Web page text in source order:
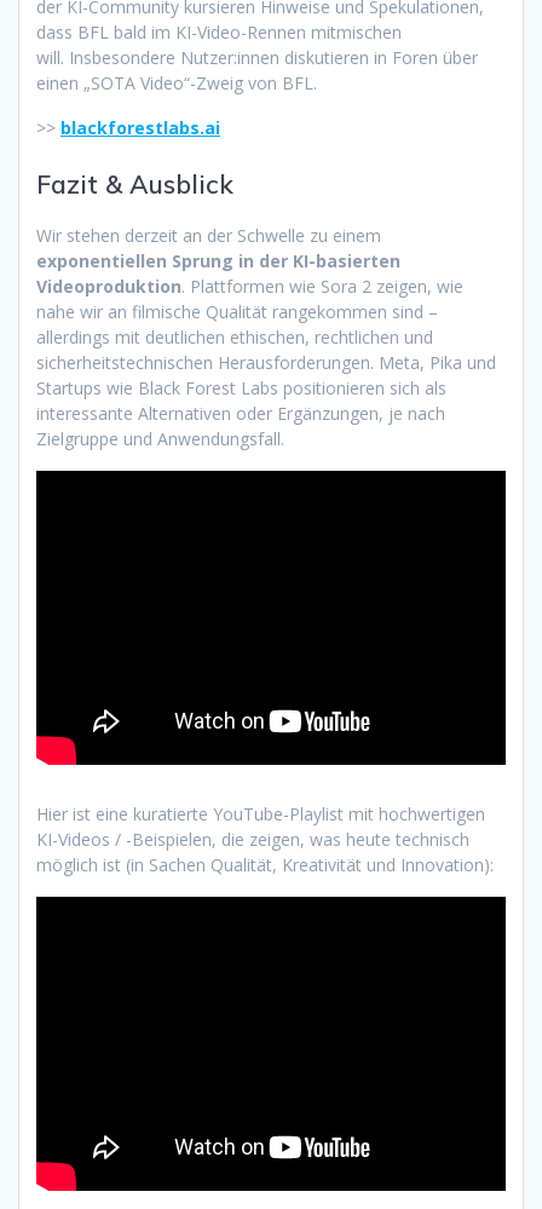
der KI-Community kursieren Hinweise und Spekulationen,
dass BFL bald im KI-Video-Rennen mitmischen
will. Insbesondere Nutzer:innen diskutieren in Foren über
einen „SOTA Video“-Zweig von BFL.
>> blackforestlabs.ai
Fazit & Ausblick
Wir stehen derzeit an der Schwelle zu einem
exponentiellen Sprung in der KI-basierten
Videoproduktion. Plattformen wie Sora 2 zeigen, wie
nahe wir an filmische Qualität rangekommen sind –
allerdings mit deutlichen ethischen, rechtlichen und
sicherheitstechnischen Herausforderungen. Meta, Pika und
Startups wie Black Forest Labs positionieren sich als
interessante Alternativen oder Ergänzungen, je nach
Zielgruppe und Anwendungsfall.
Hier ist eine kuratierte YouTube-Playlist mit hochwertigen
KI-Videos / -Beispielen, die zeigen, was heute technisch
möglich ist (in Sachen Qualität, Kreativität und Innovation):